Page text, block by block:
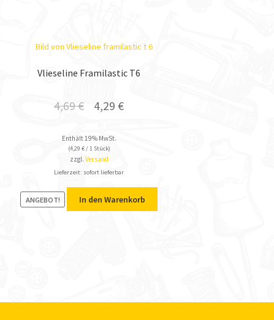
Vlieseline Framilastic T6
4,69€ 4,29 €
Enthält 19% MwSt.
(4,29 €/ 1 Stück)
zzgl. Versand
Lieferzeit: sofort lieferbar
ANGEBOT! In den Warenkorb